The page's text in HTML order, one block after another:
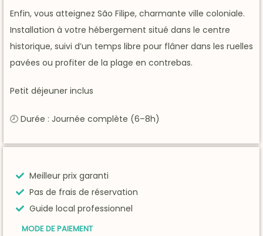
Enfin, vous atteignez São Filipe, charmante ville coloniale.
Installation à votre hébergement situé dans le centre
historique, suivi d’un temps libre pour flâner dans les ruelles
pavées ou profiter de la plage en contrebas.
Petit déjeuner inclus
🕗 Durée : Journée complète (6–8h)
Meilleur prix garanti
Pas de frais de réservation
Guide local professionnel
MODE DE PAIEMENT